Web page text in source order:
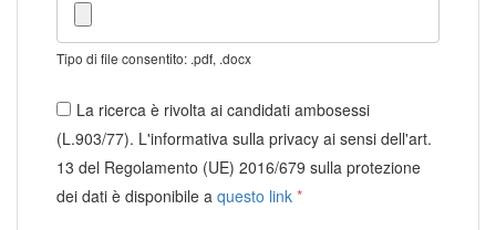
Tipo di file consentito: .pdf, .docx
La ricerca è rivolta ai candidati ambosessi
(L.903/77). L'informativa sulla privacy ai sensi dell'art.
13 del Regolamento (UE) 2016/679 sulla protezione
dei dati è disponibile a questo link *